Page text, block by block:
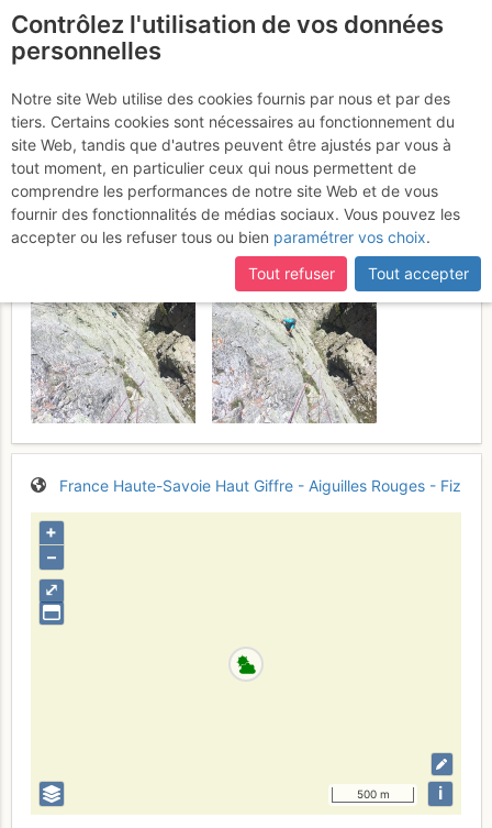
Brévent : La Piste
Oubliée
Mardi 4 juillet 2017
France Haute-Savoie Haut Giffre - Aiguilles Rouges - Fiz
⤢
+
–
500 m i
Contrôlez l'utilisation de vos données
personnelles
Notre site Web utilise des cookies fournis par nous et par des
tiers. Certains cookies sont nécessaires au fonctionnement du
site Web, tandis que d'autres peuvent être ajustés par vous à
tout moment, en particulier ceux qui nous permettent de
comprendre les performances de notre site Web et de vous
fournir des fonctionnalités de médias sociaux. Vous pouvez les
accepter ou les refuser tous ou bien paramétrer vos choix.
Tout refuser
Tout accepter